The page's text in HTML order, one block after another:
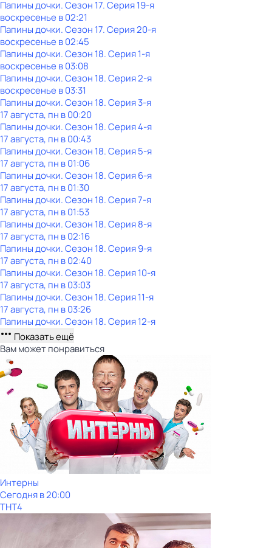
Папины дочки. Сезон 17. Серия 19-я
воскресенье в02:21
Папины дочки. Сезон 17. Серия 20-я
воскресенье в02:45
Папины дочки. Сезон 18. Серия 1-я
воскресенье в03:08
Папины дочки. Сезон 18. Серия 2-я
воскресенье в03:31
Папины дочки. Сезон 18. Серия 3-я
17 августа, пн в 00:20
Папины дочки. Сезон 18. Серия 4-я
17 августа, пн в 00:43
Папины дочки. Сезон 18. Серия 5-я
17 августа, пн в 01:06
Папины дочки. Сезон 18. Серия 6-я
17 августа, пн в 01:30
Папины дочки. Сезон 18. Серия 7-я
17 августа, пн в 01:53
Папины дочки. Сезон 18. Серия 8-я
17 августа, пн в 02:16
Папины дочки. Сезон 18. Серия 9-я
17 августа, пн в 02:40
Папины дочки. Сезон 18. Серия 10-я
17 августа, пн в 03:03
Папины дочки. Сезон 18. Серия 11-я
17 августа, пн в 03:26
Папины дочки. Сезон 18. Серия 12-я
Показать ещё
Вам может понравиться
Интерны
Сегодня в 20:00
ТНТ4